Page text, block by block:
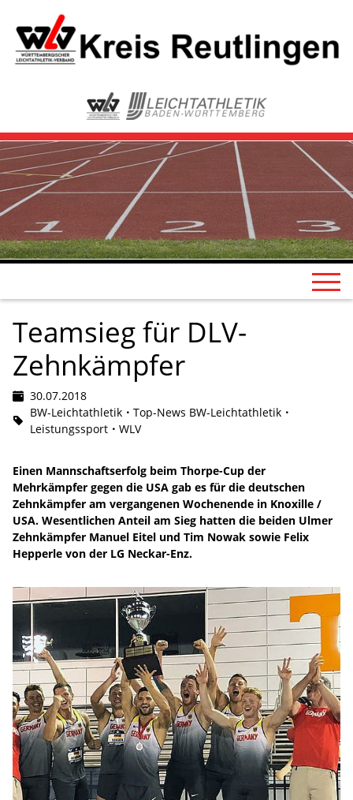
Teamsieg für DLV-
Zehnkämpfer
30.07.2018
BW-Leichtathletik
Top-News BW-Leichtathletik
Leistungssport
WLV
Einen Mannschaftserfolg beim Thorpe-Cup der
Mehrkämpfer gegen die USA gab es für die deutschen
Zehnkämpfer am vergangenen Wochenende in Knoxille /
USA. Wesentlichen Anteil am Sieg hatten die beiden Ulmer
Zehnkämpfer Manuel Eitel und Tim Nowak sowie Felix
Hepperle von der LG Neckar-Enz.